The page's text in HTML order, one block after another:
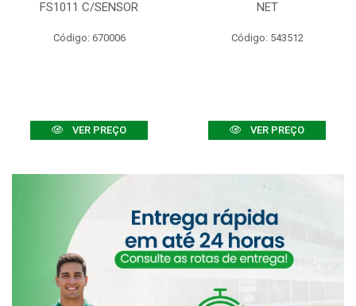
FS1011 C/SENSOR
Código: 670006
VER PREÇO
NET
Código: 543512
VER PREÇO